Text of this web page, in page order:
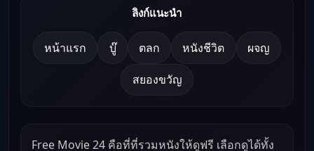
ลิงก์แนะนำ
หน้าแรก บู๊ ตลก หนังชีวิต ผจญ
สยองขวัญ
Free Movie 24 คือที่ที่รวมหนังให้ดูฟรี เลือกดูได้ทั้ง